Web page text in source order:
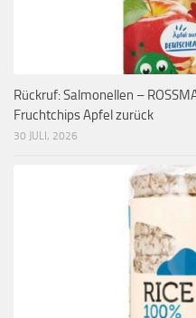
Rückruf: Salmonellen –
Fruchtchips Apfel zurück
30 JULI, 2026